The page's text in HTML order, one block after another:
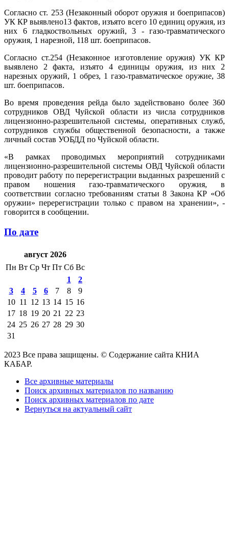
Согласно ст. 253 (Незаконный оборот оружия и боеприпасов)
УК КР выявлено13 фактов, изъято всего 10 единиц оружия, из
них 6 гладкоствольных оружий, 3 - газо-травматического
оружия, 1 нарезной, 118 шт. боеприпасов.
Согласно ст.254 (Незаконное изготовление оружия) УК КР
выявлено 2 факта, изъято 4 единицы оружия, из них 2
нарезных оружий, 1 обрез, 1 газо-травматическое оружие, 38
шт. боеприпасов.
Во время проведения рейда было задействовано более 360
сотрудников ОВД Чуйской области из числа сотрудников
лицензионно-разрешительной системы, оперативных служб,
сотрудников службы общественной безопасности, а также
личный состав УОБДД по Чуйской области.
«В рамках проводимых мероприятий сотрудниками
лицензионно-разрешительной системы ОВД Чуйской области
проводит работу по перерегистрации выданных разрешений с
правом ношения газо-травматического оружия, в
соответствии согласно требованиям статьи 8 Закона КР «Об
оружии» перерегистрации только с правом на хранении», -
говорится в сообщении.
По дате
август 2026
Пн Вт Ср Чт Пт Сб Вс
1
2
3
4 5 6 7 8
9
10 11 12 13 14 15 16
17 18 19 20 21 22 23
24 25 26 27 28 29 30
31
2023 Все права защищены. © Содержание сайта КНИА
КАБАР.
Все архивные материалы
Поиск архивных материалов по названию
Поиск архивных материалов по дате
Вернуться на актуальный сайт